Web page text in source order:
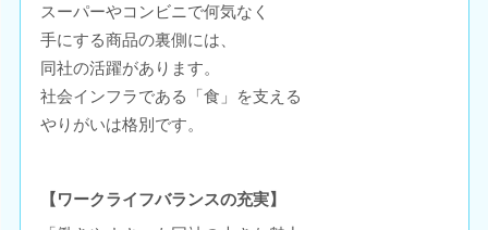
スーパーやコンビニで何気なく
手にする商品の裏側には、
同社の活躍があります。
社会インフラである「食」を支える
やりがいは格別です。
【ワークライフバランスの充実】